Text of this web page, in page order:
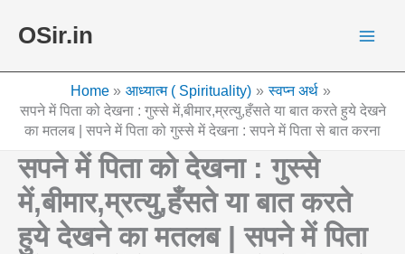
OSir.in
Home आध्यात्म ( Spirituality)
स्वप्न अर्थ
सपने में पिता को देखना : गुस्से में,बीमार,म्रत्यु,हँसते या बात करते हुये देखने
का मतलब | सपने में पिता को गुस्से में देखना : सपने में पिता से बात करना
सपने में पिता को देखना : गुस्से
में,बीमार,म्रत्यु,हँसते या बात करते
हुये देखने का मतलब | सपने में पिता